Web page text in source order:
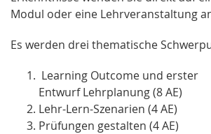
Modul oder eine Lehrveranstaltung
Es werden drei thematische
Learning Outcome und erster
Entwurf Lehrplanung (8 AE)
Lehr-Lern-Szenarien (4 AE)
Prüfungen gestalten (4 AE)